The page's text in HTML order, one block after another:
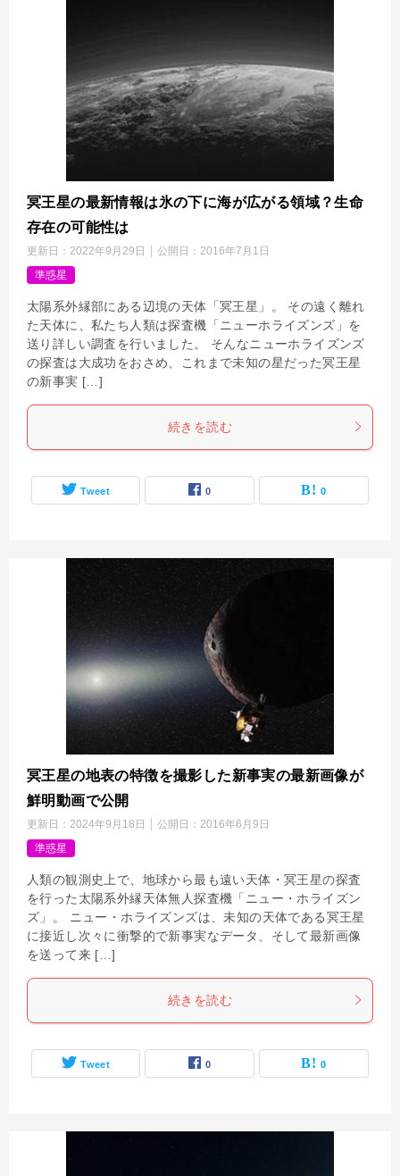
冥王星の最新情報は氷の下に海が広がる領域？生命
存在の可能性は
更新日： 2022年9月29日 公開日： 2016年7月1日
準惑星
太陽系外縁部にある辺境の天体「冥王星」。 その遠く離れ
た天体に、私たち人類は探査機「ニューホライズンズ」を
送り詳しい調査を行いました。 そんなニューホライズンズ
の探査は大成功をおさめ、これまで未知の星だった冥王星
の新事実 […]
続きを読む
Tweet 0 0
冥王星の地表の特徴を撮影した新事実の最新画像が
鮮明動画で公開
更新日： 2024年9月18日 公開日： 2016年6月9日
準惑星
人類の観測史上で、地球から最も遠い天体・冥王星の探査
を行った太陽系外縁天体無人探査機「ニュー・ホライズン
ズ」。 ニュー・ホライズンズは、未知の天体である冥王星
に接近し次々に衝撃的で新事実なデータ、そして最新画像
を送って来 […]
続きを読む
Tweet 0 0